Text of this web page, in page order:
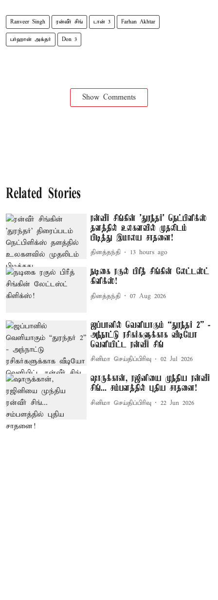
Ranveer Singh ரன்வீர் சிங் டான் 3 Farhan Akhtar
பர்ஹான் அக்தர் Don 3
Show Comments
Related Stories
ரன்வீர் சிங்கின் 'துரந்தர்' நெட்பிளிக்ஸ்
தளத்தில் உலகளவில் முதலிடம்
பிடித்து இமாலய சாதனை!
தினத்தந்தி 13 hours ago
நடிகை ரகுல் பிரீத் சிங்கின் லேட்டஸ்ட்
கிளிக்ஸ்!
தினத்தந்தி 07 Aug 2026
ஜப்பானில் வெளியாகும் “துரந்தர் 2” -
அந்நாட்டு ரசிகர்களுக்காக வீடியோ
வெளியிட்ட ரன்வீர் சிங்
சினிமா செய்திப்பிரிவு 02 Jul 2026
ஷாருக்கான், ரஜினியை முந்திய ரன்வீர்
சிங்... சம்பளத்தில் புதிய சாதனை!
சினிமா செய்திப்பிரிவு 22 Jun 2026